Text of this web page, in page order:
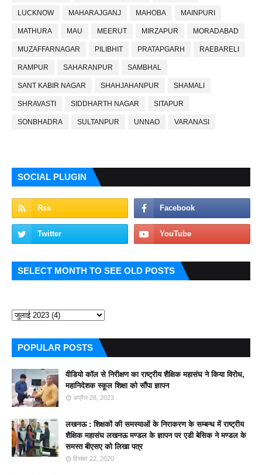
LUCKNOW MAHARAJGANJ MAHOBA MAINPURI
MATHURA MAU MEERUT MIRZAPUR MORADABAD
MUZAFFARNAGAR PILIBHIT PRATAPGARH RAEBARELI
RAMPUR SAHARANPUR SAMBHAL
SANT KABIR NAGAR SHAHJAHANPUR SHAMALI
SHRAVASTI SIDDHARTH NAGAR SITAPUR
SONBHADRA SULTANPUR UNNAO VARANASI
SOCIAL PLUGIN
SELECT MONTH TO SEE OLD POSTS
POPULAR POSTS
वीडियो कॉल से निरीक्षण का राष्ट्रीय शैक्षिक महासंघ ने किया विरोध,
महानिदेशक स्कूल शिक्षा को सौंपा ज्ञापन
अप्रैल 28, 2023
लखनऊ : शिक्षकों की समस्याओं के निराकरण के सम्बन्ध में राष्ट्रीय
शैक्षिक महासंघ लखनऊ मण्डल के ज्ञापन पर एडी बेसिक ने मण्डल के
समस्त बीएसए को लिखा पत्र
दिसंबर 22, 2020